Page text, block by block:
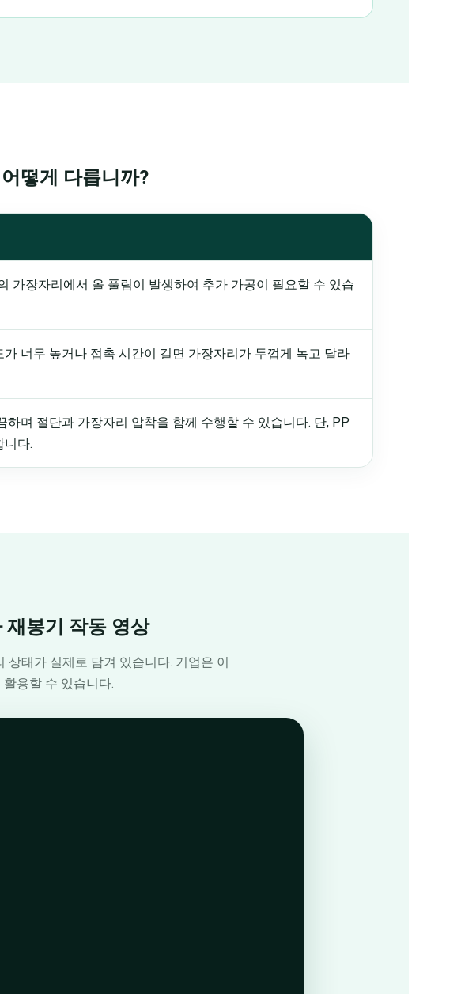
떻게 다릅니까?
가장자리에서 올 풀림이 발생하여 추가 가공이 필요할 수 있습
너무 높거나 접촉 시간이 길면 가장자리가 두껍게 녹고 달라
하며 절단과 가장자리 압착을 함께 수행할 수 있습니다. 단, PP
니다.
재봉기 작동 영상
태가 실제로 담겨 있습니다. 기업은 이
용할 수 있습니다.